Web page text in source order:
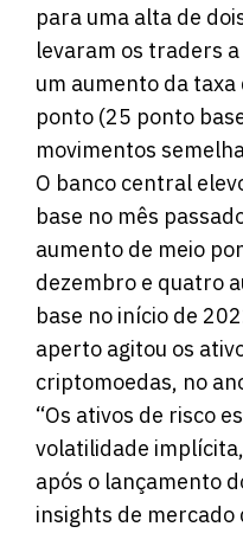
para uma alta de
levaram os traders
um aumento da
ponto (25 ponto
movimentos
O banco central
base no mês
aumento de meio
dezembro e quatro
base no início de
aperto agitou os
criptomoedas, no
“Os ativos de risco
volatilidade
após o lançamento
insights de mercado